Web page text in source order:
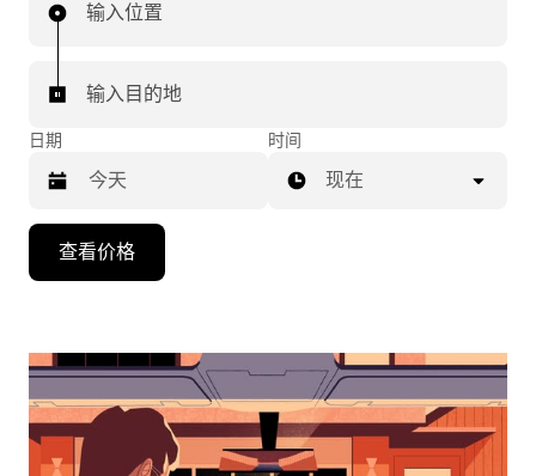
输入位置
输入目的地
日期
向
头
浏
时间
现在
查看价格